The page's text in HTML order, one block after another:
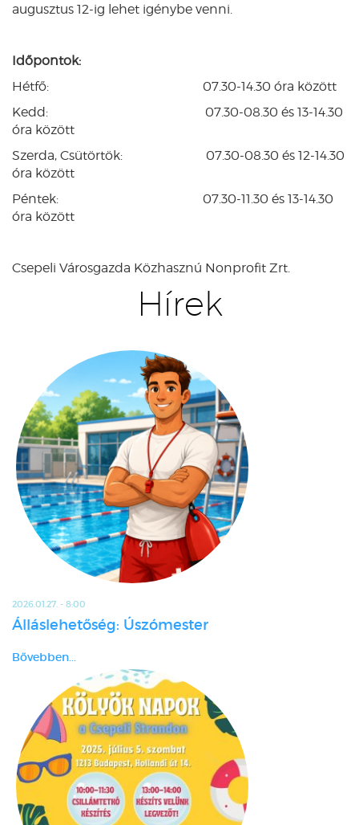
augusztus 12-ig lehet igénybe venni.
Időpontok:
Hétfő: 07.30-14.30 óra között
Kedd: 07.30-08.30 és 13-14.30
óra között
Szerda, Csütörtök: 07.30-08.30 és 12-14.30
óra között
Péntek: 07.30-11.30 és 13-14.30
óra között
Csepeli Városgazda Közhasznú Nonprofit Zrt.
Hírek
2026.01.27. - 8:00
Álláslehetőség: Úszómester
Bővebben...